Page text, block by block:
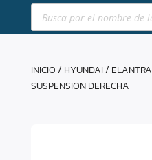
Búsqueda
productos
INICIO/ HYUNDAI/ ELANTRA
SUSPENSION DERECHA